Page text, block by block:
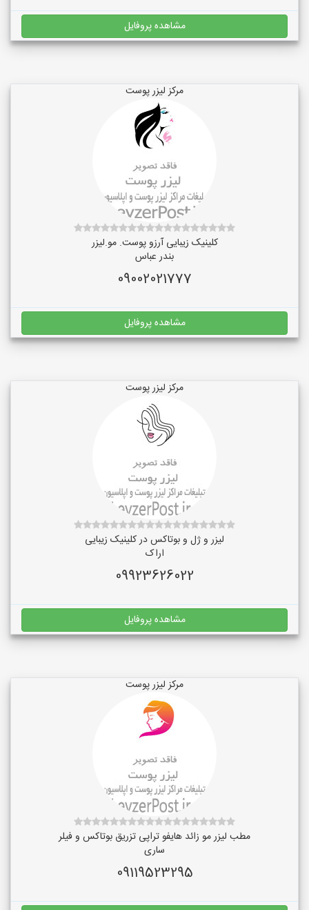
مشاهده پروفایل
مرکز لیزر پوست
کلینیک زیبایی آرزو پوست. مو.لیزر
بندر عباس
09002021777
مشاهده پروفایل
مرکز لیزر پوست
لیزر و ژل و بوتاکس در کلینیک زیبایی
اراک
09923626022
مشاهده پروفایل
مرکز لیزر پوست
مطب لیزر مو زائد هایفو تراپی تزریق بوتاکس و فیلر
ساری
09119523295